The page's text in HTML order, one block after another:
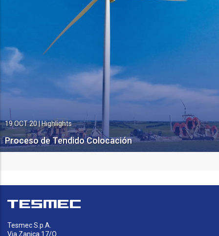
19 OCT 20|Highlights
Proceso de Tendido Colocación
Mecánica
Tesmec S.p.A.
Via Zanica 17/O